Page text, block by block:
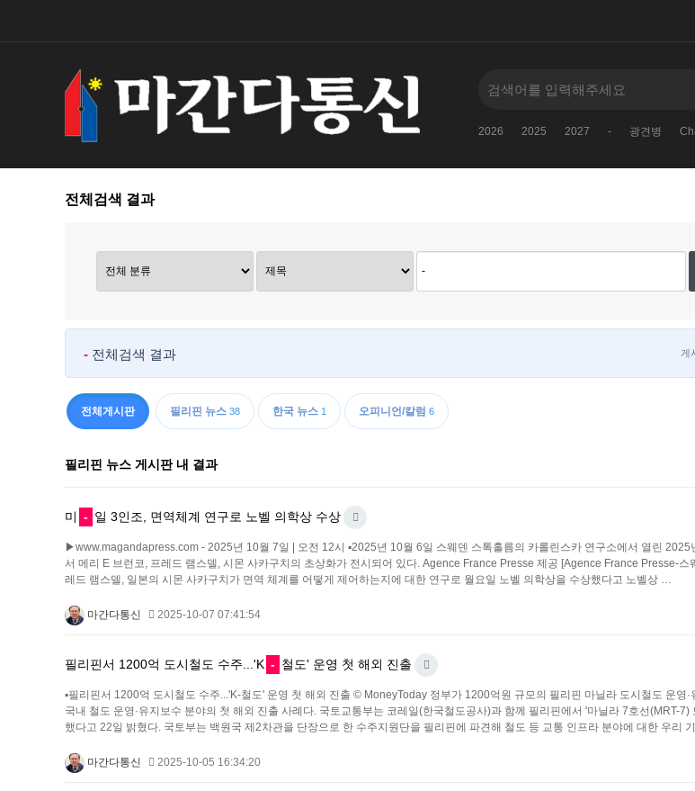
2026 2025 2027 - 광견병
전체검색 결과
- 전체검색 결과 게
전체게시판 필리핀 뉴스 38 한국 뉴스 1 오피니언/칼럼 6
필리핀 뉴스 게시판 내 결과
미 - 일 3인조, 면역체계 연구로 노벨 의학상 수상
▶www.magandapress.com - 2025년 10월 7일 | 오전 12시 ▪2025년 10월 6일 스웨덴 스톡홀름의 카롤린스카 연구소에서 열린 2025
서 메리 E 브런코, 프레드 램스델, 시몬 사카구치의 초상화가 전시되어 있다. Agence France Presse 제공 [Agence France Presse-스
레드 램스델, 일본의 시몬 사카구치가 면역 체계를 어떻게 제어하는지에 대한 연구로 월요일 노벨 의학상을 수상했다고 노벨상 …
마간다통신 2025-10-07 07:41:54
필리핀서 1200억 도시철도 수주...'K - 철도' 운영 첫 해외 진출
▪필리핀서 1200억 도시철도 수주...'K-철도' 운영 첫 해외 진출 © MoneyToday 정부가 1200억원 규모의 필리핀 마닐라 도시철도 운영
국내 철도 운영·유지보수 분야의 첫 해외 진출 사례다. 국토교통부는 코레일(한국철도공사)과 함께 필리핀에서 '마닐라 7호선(MRT-7)
했다고 22일 밝혔다. 국토부는 백원국 제2차관을 단장으로 한 수주지원단을 필리핀에 파견해 철도 등 교통 인프라 분야에 대한 우리
마간다통신 2025-10-05 16:34:20